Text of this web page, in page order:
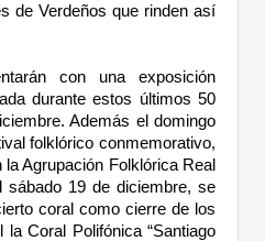
de Verdeños que rinden así
con una exposición
durante estos últimos 50
Además el domingo
folklórico conmemorativo,
Agrupación Folklórica Real
sábado 19 de diciembre, se
coral como cierre de los
Coral Polifónica “Santiago